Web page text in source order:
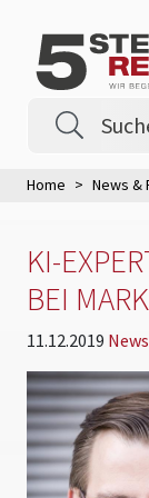
Home News &
KI-
BEI
11.12.2019 News